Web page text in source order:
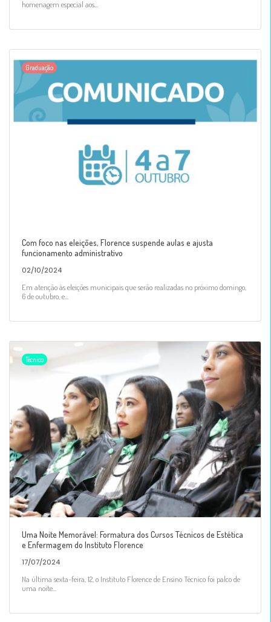
homenagem especial aos...
Graduação
Com foco nas eleições, Florence suspende aulas e ajusta
funcionamento administrativo
02/10/2024
Em atenção às eleições municipais que serão realizadas no próximo domingo,
6 de outubro, e...
Técnico
Uma Noite Memorável: Formatura dos Cursos Técnicos de Estética
e Enfermagem do Instituto Florence
17/07/2024
Na última sexta-feira, 12, o Instituto Florence de Ensino Técnico foi palco de
uma noite...